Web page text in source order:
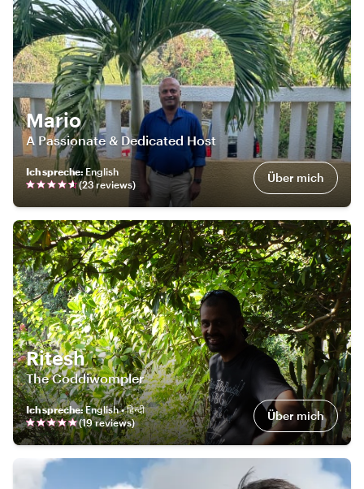
Mario
A Passionate & Dedicated Host
Ich spreche: English
(23reviews) Über mich
Ritesh
The Coddiwompler
Ich spreche:English • हिन्दी
(19reviews) Über mich